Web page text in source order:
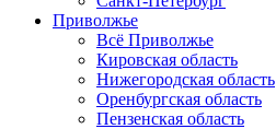
Приволжье
Всё Приволжье
Кировская область
Нижегородская область
Оренбургская область
Пензенская область